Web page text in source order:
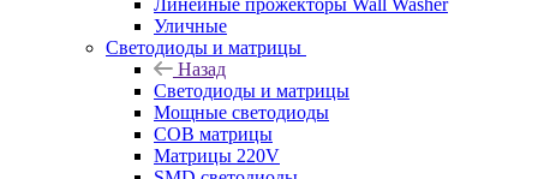
Линейные прожекторы Wall Washer
Уличные
Светодиоды и матрицы
Назад
Светодиоды и матрицы
Мощные светодиоды
COB матрицы
Матрицы 220V